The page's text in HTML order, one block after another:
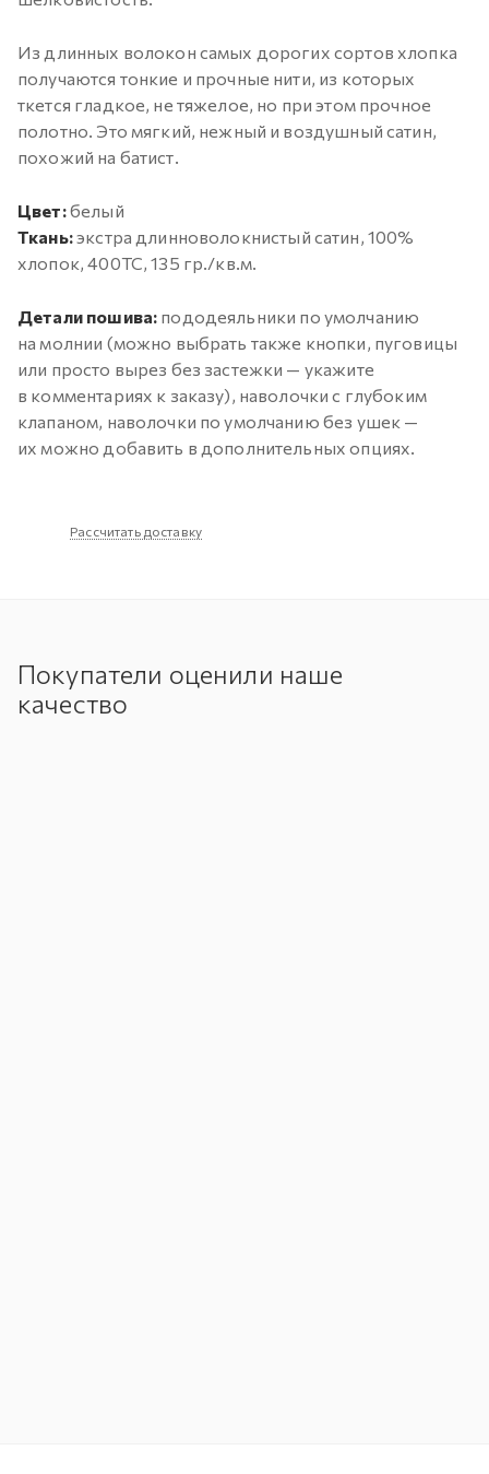
Из длинных волокон самых дорогих сортов хлопка
получаются тонкие и прочные нити, из которых
ткется гладкое, не тяжелое, но при этом прочное
полотно. Это мягкий, нежный и воздушный сатин,
похожий на батист.
Цвет:белый
Ткань:экстра длинноволокнистый сатин, 100%
хлопок, 400ТС, 135 гр./кв.м.
Детали пошива: пододеяльники по умолчанию
на молнии (можно выбрать также кнопки, пуговицы
или просто вырез без застежки — укажите
в комментариях к заказу), наволочки с глубоким
клапаном, наволочки по умолчанию без ушек —
их можно добавить в дополнительных опциях.
Рассчитать доставку
Покупатели оценили наше
качество